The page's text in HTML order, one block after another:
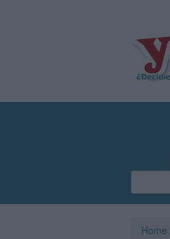
Home